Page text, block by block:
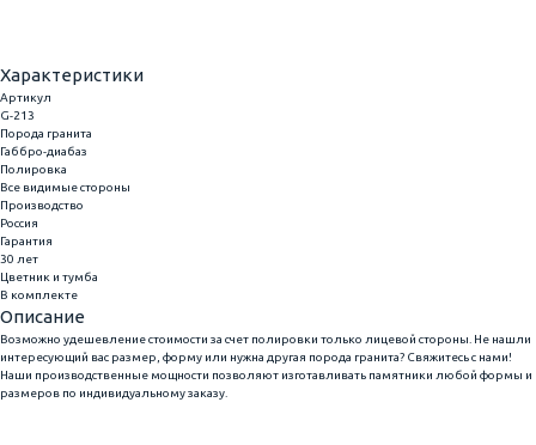
Характеристики
Артикул
G-213
Порода гранита
Габбро-диабаз
Полировка
Все видимые стороны
Производство
Россия
Гарантия
30 лет
Цветник и тумба
В комплекте
Описание
Возможно удешевление стоимости за счет полировки только лицевой стороны. Не нашли
интересующий вас размер, форму или нужна другая порода гранита? Свяжитесь с нами!
Наши производственные мощности позволяют изготавливать памятники любой формы и
размеров по индивидуальному заказу.